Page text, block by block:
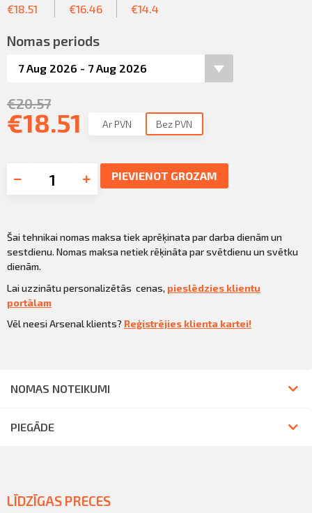
Sazināties
Iziet
€18.51
€16.46
€14.4
Nomas periods
€20.57
€18.51 Ar PVN Bez PVN
PIEVIENOT GROZAM
Šai tehnikai nomas maksa tiek aprēķinata par darba dienām un
sestdienu. Nomas maksa netiek rēķināta par svētdienu un svētku
dienām.
Lai uzzinātu personalizētās cenas, pieslēdzies klientu
portālam
Vēl neesi Arsenal klients? Reģistrējies klienta kartei!
NOMAS NOTEIKUMI
PIEGĀDE
LĪDZĪGAS PRECES